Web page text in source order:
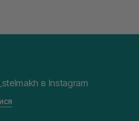
в Instagram